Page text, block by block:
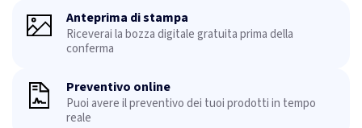
Anteprima di stampa
Riceverai la bozza digitale gratuita prima della
conferma
Preventivo online
Puoi avere il preventivo dei tuoi prodotti in tempo
reale